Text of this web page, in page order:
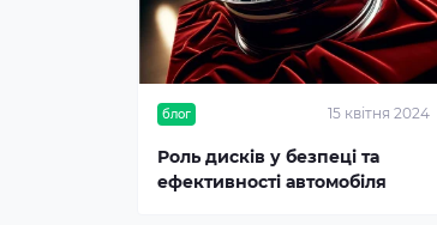
блог 15 квітня 2024
Роль дисків у безпеці та
ефективності автомобіля